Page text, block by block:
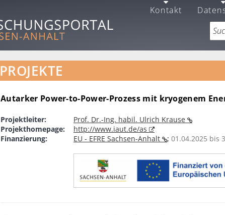
Kontakt
PROJEKTE
Autarker Power-to-Power-Prozess mit kryogenem
Projektleiter:
Prof. Dr.-Ing. habil. Ulrich Krause
Projekthomepage:
http://www.iaut.de/as
Finanzierung:
EU - EFRE Sachsen-Anhalt ; 01.04.2025 bis